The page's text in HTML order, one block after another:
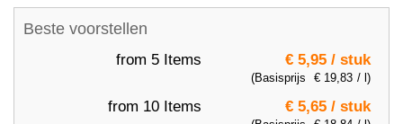
Beste voorstellen
from 5 Items € 5,95 / stuk
(Basisprijs € 19,83 / l)
from 10 Items € 5,65 / stuk